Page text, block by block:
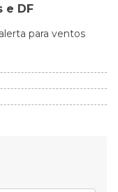
e DF
para ventos